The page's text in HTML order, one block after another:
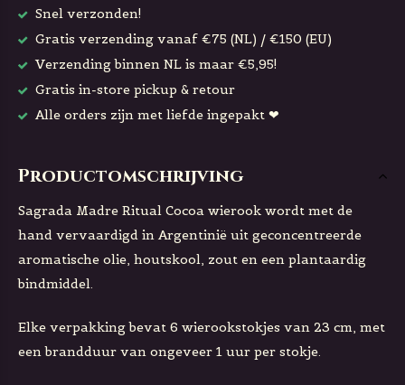
Snel verzonden!
Gratis verzending vanaf €75 (NL) / €150 (EU)
Verzending binnen NL is maar €5,95!
Gratis in-store pickup & retour
Alle orders zijn met liefde ingepakt ❤
Productomschrijving
Sagrada Madre Ritual Cocoa wierook wordt met de
hand vervaardigd in Argentinië uit geconcentreerde
aromatische olie, houtskool, zout en een plantaardig
bindmiddel.
Elke verpakking bevat 6 wierookstokjes van 23 cm, met
een brandduur van ongeveer 1 uur per stokje.